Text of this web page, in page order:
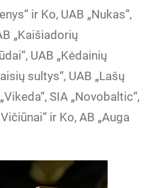
ir Ko, UAB „Nukas“,
„Kaišiadorių
UAB „Kėdainių
sultys“, UAB „Lašų
SIA „Novobaltic“,
ir Ko, AB „Auga